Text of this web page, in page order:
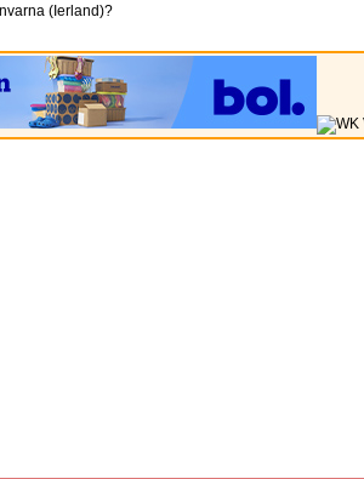
(Ierland)?